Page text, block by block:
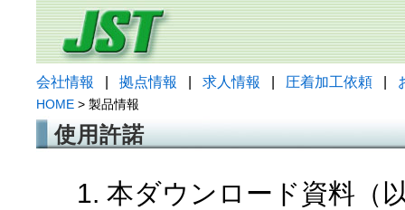
会社情報 拠点情報 求人情報 圧着加工依頼
HOME > 製品情報
使用許諾
1. 本ダウンロード資料（